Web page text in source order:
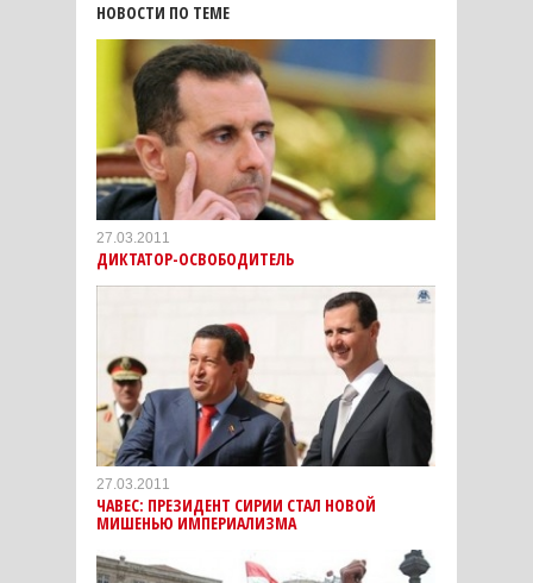
НОВОСТИ ПО ТЕМЕ
27.03.2011
ДИКТАТОР-ОСВОБОДИТЕЛЬ
27.03.2011
ЧАВЕС: ПРЕЗИДЕНТ СИРИИ СТАЛ НОВОЙ
МИШЕНЬЮ ИМПЕРИАЛИЗМА